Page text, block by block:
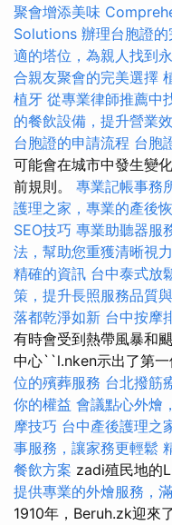
聚會增添美味
Solutions 辦理台胞證
適的塔位，為親人找到
合親友聚會的完美選擇
植牙 從專業律師推薦中
的餐飲設備，提升營業
台胞證的申請流程 台胞
可能會在城市中發生變
前規則。 專業記帳事務
護理之家，專業的產後
SEO技巧 專業助聽器服
法，幫助您重獲清晰視力
精確的資訊 台中泰式放
策，提升長照服務品質
落都乾淨如新 台中按摩
有時會受到熱帶風暴和
中心``l.nken示出了第一
位的殯葬服務 台北撥筋
你的權益 會議點心外燴
摩技巧 台中產後護理之
事服務，讓家務更輕鬆
餐飲方案 zadi殖民地的
提供專業的外燴服務，
1910年，Beruh.zk迎來